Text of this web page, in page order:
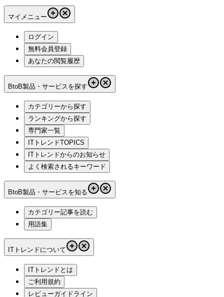
マイメニュー
ログイン
無料会員登録
あなたの閲覧履歴
BtoB製品・サービスを探す
カテゴリーから探す
ランキングから探す
専門家一覧
ITトレンドTOPICS
ITトレンドからのお知らせ
よく検索されるキーワード
BtoB製品・サービスを知る
カテゴリー記事を読む
用語集
ITトレンドについて
ITトレンドとは
ご利用規約
レビューガイドライン